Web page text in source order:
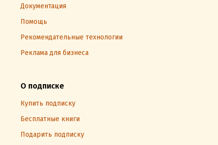
Документация
Помощь
Рекомендательные технологии
Реклама для бизнеса
О подписке
Купить подписку
Бесплатные книги
Подарить подписку